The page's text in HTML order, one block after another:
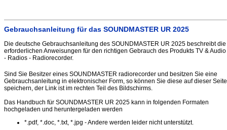
Gebrauchsanleitung für das SOUNDMASTER UR 2025
Die deutsche Gebrauchsanleitung des SOUNDMASTER UR 2025 beschreibt die
erforderlichen Anweisungen für den richtigen Gebrauch des Produkts TV & Audio
- Radios - Radiorecorder.
Sind Sie Besitzer eines SOUNDMASTER radiorecorder und besitzen Sie eine
Gebrauchsanleitung in elektronischer Form, so können Sie diese auf dieser Seite
speichern, der Link ist im rechten Teil des Bildschirms.
Das Handbuch für SOUNDMASTER UR 2025 kann in folgenden Formaten
hochgeladen und heruntergeladen werden
*.pdf, *.doc, *.txt, *.jpg - Andere werden leider nicht unterstützt.